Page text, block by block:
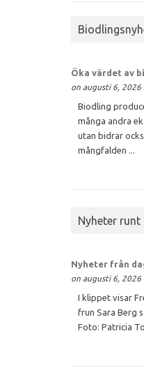
Öka värdet av
on augusti 6, 2026
Biodling
många andra
utan bidrar
mångfalden ...
Nyheter runt
Nyheter från
on augusti 6, 2026
I klippet visar
frun Sara Berg
Foto: Patricia